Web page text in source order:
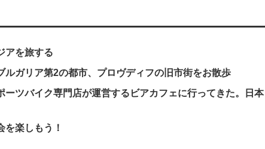
アを旅する
ルガリア第2の都市、プロヴディフの旧市街をお散歩
ツバイク専門店が運営するビアカフェに行ってきた。日本
楽しもう！